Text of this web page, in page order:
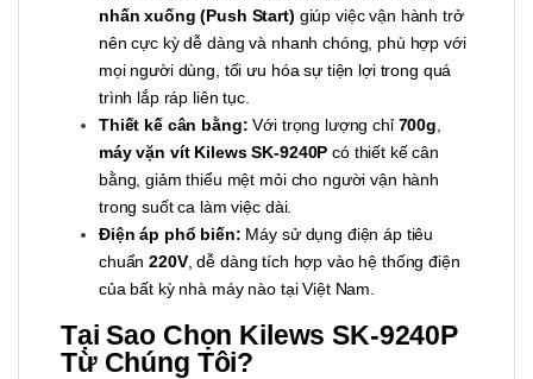
nhấn xuống (Push Start) giúp việc vận hành trở
nên cực kỳ dễ dàng và nhanh chóng, phù hợp với
mọi người dùng, tối ưu hóa sự tiện lợi trong quá
trình lắp ráp liên tục.
Thiết kế cân bằng: Với trọng lượng chỉ 700g
máy vặn vít Kilews SK-9240P có thiết kế cân
bằng, giảm thiểu mệt mỏi cho người vận hành
trong suốt ca làm việc dài.
Điện áp phổ biến: Máy sử dụng điện áp tiêu
chuẩn220V, dễ dàng tích hợp vào hệ thống điện
của bất kỳ nhà máy nào tại Việt Nam.
Tại Sao Chọn Kilews SK-9240P
Từ Chúng Tôi?